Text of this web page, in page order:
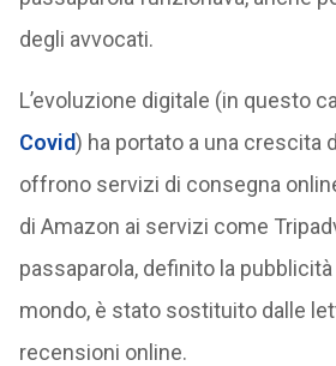
degli avvocati.
L’evoluzione digitale (in questo
Covid) ha portato a una crescita
offrono servizi di consegna
di Amazon ai servizi come
passaparola, definito la pubblicità
mondo, è stato sostituito dalle
recensioni online.